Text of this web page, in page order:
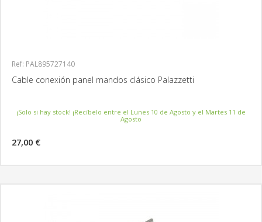
Ref: PAL895727140
Cable conexión panel mandos clásico Palazzetti
¡Solo si hay stock! ¡Recíbelo entre el Lunes 10 de Agosto y el Martes 11 de
Agosto
27,00 €